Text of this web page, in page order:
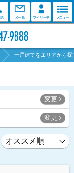
一戸建てをエリアから探
変更
変更